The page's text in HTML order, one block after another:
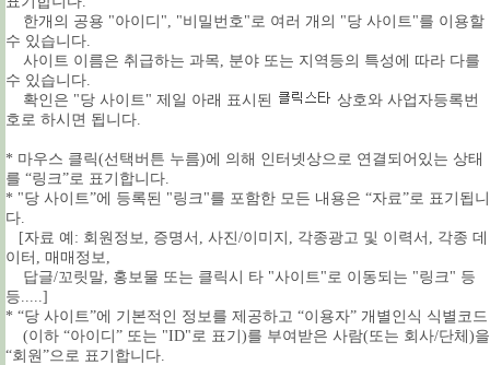
한개의 공용 "아이디", "비밀번호"로 여러 개의 "당 사이트"를 이용할
수 있습니다.
사이트 이름은 취급하는 과목, 분야 또는 지역등의 특성에 따라 다를
수 있습니다.
확인은 "당 사이트" 제일 아래 표시된
상호와 사업자등록번
호로 하시면 됩니다.
* 마우스 클릭(선택버튼 누름)에 의해 인터넷상으로 연결되어있는 상태
를 “링크”로 표기합니다.
* "당 사이트”에 등록된 "링크"를 포함한 모든 내용은 “자료”로 표기됩니
다.
[자료 예: 회원정보, 증명서, 사진/이미지, 각종광고 및 이력서, 각종 데
이터, 매매정보,
답글/꼬릿말, 홍보물 또는 클릭시 타 "사이트"로 이동되는 "링크" 등
등.....]
* “당 사이트”에 기본적인 정보를 제공하고 “이용자” 개별인식 식별코드
(이하 “아이디” 또는 "ID"로 표기)를 부여받은 사람(또는 회사/단체)을
“회원”으로 표기합니다.